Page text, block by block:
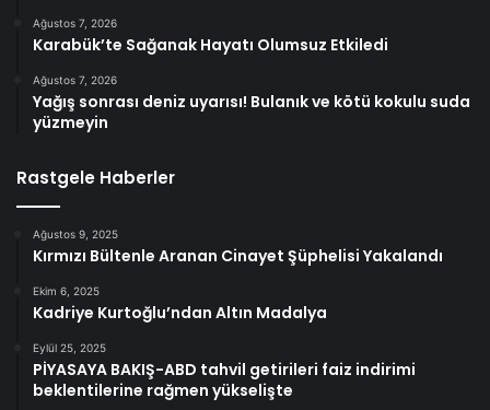
Ağustos 7, 2026
Karabük’te Sağanak Hayatı Olumsuz Etkiledi
Ağustos 7, 2026
Yağış sonrası deniz uyarısı! Bulanık ve kötü kokulu suda
yüzmeyin
Rastgele Haberler
Ağustos 9, 2025
Kırmızı Bültenle Aranan Cinayet Şüphelisi Yakalandı
Ekim 6, 2025
Kadriye Kurtoğlu’ndan Altın Madalya
Eylül 25, 2025
PİYASAYA BAKIŞ-ABD tahvil getirileri faiz indirimi
beklentilerine rağmen yükselişte